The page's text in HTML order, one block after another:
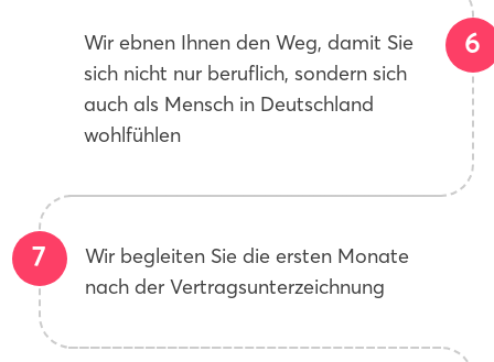
Wir ebnen Ihnen den Weg, damit Sie
sich nicht nur beruflich, sondern sich
auch als Mensch in Deutschland
wohlfühlen
Wir begleiten Sie die ersten Monate
nach der Vertragsunterzeichnung